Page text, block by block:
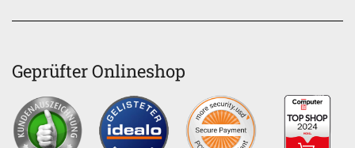
Geprüfter Onlineshop